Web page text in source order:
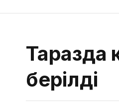
Таразда
берілді